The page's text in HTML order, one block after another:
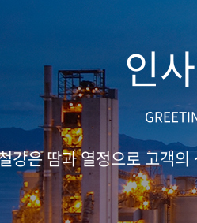
인
강은 땀과 열정으로 고객